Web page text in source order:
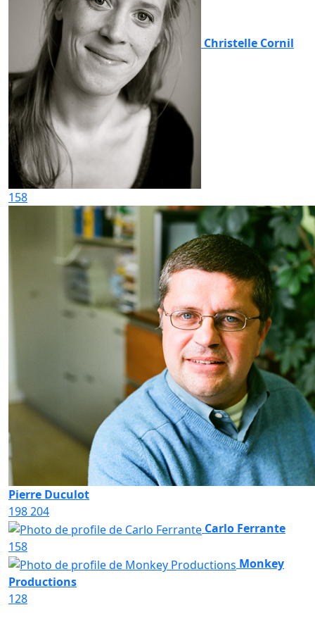
Christelle Cornil
158
Pierre Duculot
198204
Carlo Ferrante
158
Monkey
Productions
128